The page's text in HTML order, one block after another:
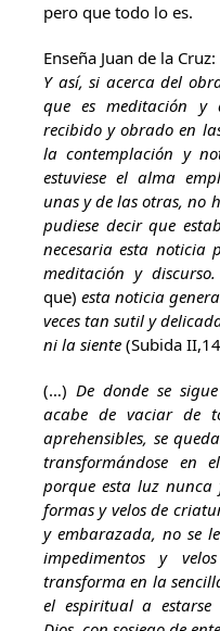
pero que todo lo es.
Enseña Juan de la Cruz:
Y así, si acerca del
que es meditación y
recibido y obrado en
la contemplación y
estuviese el alma
unas y de las otras, no
pudiese decir que
necesaria esta
meditación y discurso.
que)esta noticia
veces tan sutil y
ni la siente (Subida
(…)De donde se
acabe de vaciar de
aprehensibles, se
transformándose en
porque esta luz
formas y velos de
y embarazada, no se
impedimentos y
transforma en la
el espiritual a estarse